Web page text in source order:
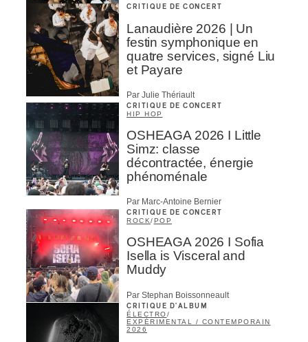
CRITIQUE DE CONCERT
Lanaudière 2026 | Un
festin symphonique en
quatre services, signé Liu
et Payare
Par Julie Thériault
CRITIQUE DE CONCERT
HIP HOP
OSHEAGA 2026 I Little
Simz: classe
décontractée, énergie
phénoménale
Par Marc-Antoine Bernier
CRITIQUE DE CONCERT
ROCK/ POP
OSHEAGA 2026 I Sofia
Isella is Visceral and
Muddy
Par Stephan Boissonneault
CRITIQUE D'ALBUM
ÉLECTRO/
EXPÉRIMENTAL / CONTEMPORAIN
2026